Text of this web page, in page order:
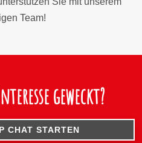
Team!
geweckt?
CHAT STARTEN